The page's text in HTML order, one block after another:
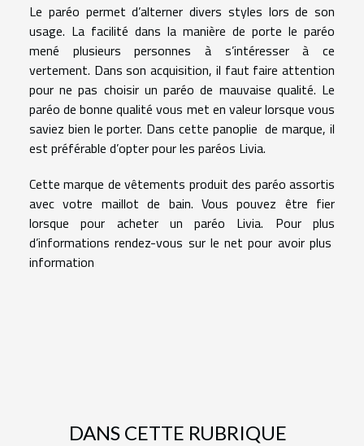
Le paréo permet d’alterner divers styles lors de son
usage. La facilité dans la manière de porte le paréo
mené plusieurs personnes à s’intéresser à ce
vertement. Dans son acquisition, il faut faire attention
pour ne pas choisir un paréo de mauvaise qualité. Le
paréo de bonne qualité vous met en valeur lorsque vous
saviez bien le porter. Dans cette panoplie de marque, il
est préférable d’opter pour les paréos Livia.
Cette marque de vêtements produit des paréo assortis
avec votre maillot de bain. Vous pouvez être fier
lorsque pour acheter un paréo Livia. Pour plus
d’informations rendez-vous sur le net pour avoir plus
information
DANS CETTE RUBRIQUE